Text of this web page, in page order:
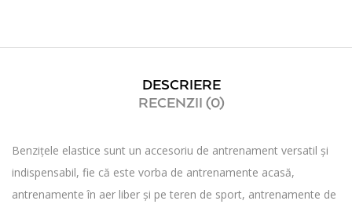
DESCRIERE
RECENZII (0)
Benzițele elastice sunt un accesoriu de antrenament versatil și
indispensabil, fie că este vorba de antrenamente acasă,
antrenamente în aer liber și pe teren de sport, antrenamente de